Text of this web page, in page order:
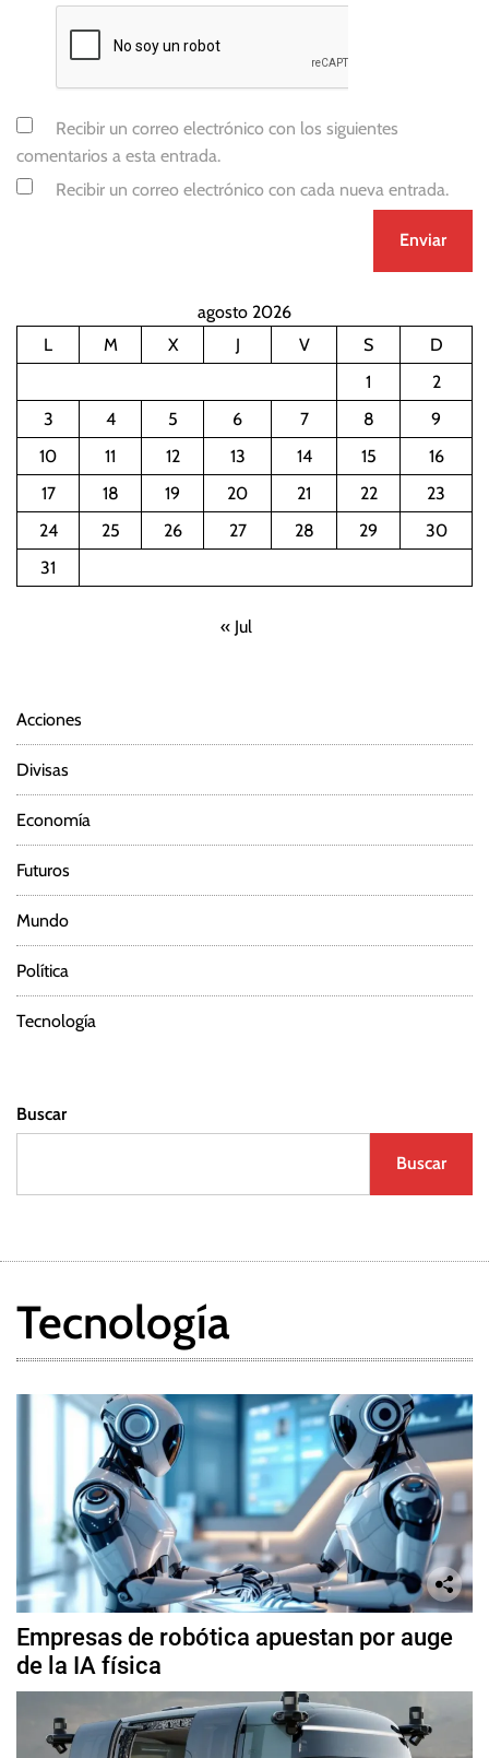
Recibir un correo electrónico con los siguientes
comentarios a esta entrada.
Recibir un correo electrónico con cada nueva entrada.
agosto 2026
L
M X J V S
D
1
2
3
4 5 6 7 8
9
10
11 12 13 14 15
16
17
18 19 20 21 22
23
24
25 26 27 28 29
30
31
« Jul
Acciones
Divisas
Economía
Futuros
Mundo
Política
Tecnología
Buscar
Buscar
Tecnología
Empresas de robótica apuestan por auge
de la IA física